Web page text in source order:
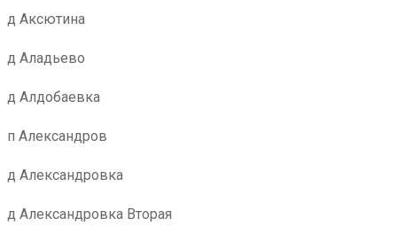
д Аксютина
д Аладьево
д Алдобаевка
п Александров
д Александровка
д Александровка Вторая